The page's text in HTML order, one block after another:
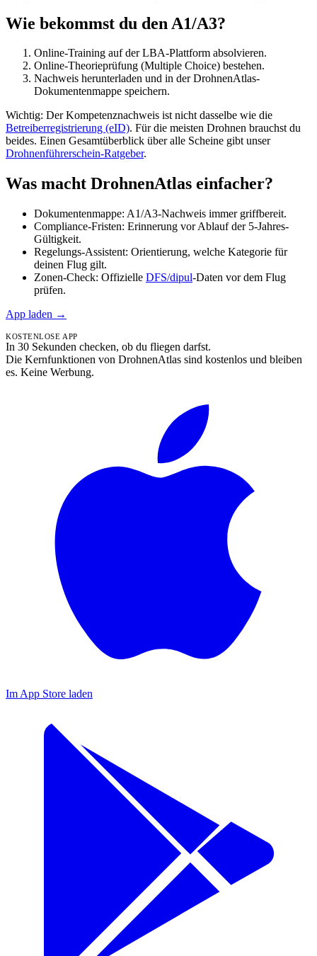
Wie bekommst du den A1/A3?
Online-Training auf der LBA-Plattform absolvieren.
Online-Theorieprüfung (Multiple Choice) bestehen.
Nachweis herunterladen und in der DrohnenAtlas-
Dokumentenmappe speichern.
Wichtig: Der Kompetenznachweis ist nicht dasselbe wie die
Betreiberregistrierung (eID). Für die meisten Drohnen brauchst du
beides. Einen Gesamtüberblick über alle Scheine gibt unser
Drohnenführerschein-Ratgeber.
Was macht DrohnenAtlas einfacher?
Dokumentenmappe: A1/A3-Nachweis immer griffbereit.
Compliance-Fristen: Erinnerung vor Ablauf der 5-Jahres-
Gültigkeit.
Regelungs-Assistent: Orientierung, welche Kategorie für
deinen Flug gilt.
Zonen-Check: Offizielle DFS/dipul-Daten vor dem Flug
prüfen.
App laden →
KOSTENLOSE APP
In 30 Sekunden checken, ob du fliegen darfst.
Die Kernfunktionen von DrohnenAtlas sind kostenlos und bleiben
es. Keine Werbung.
Im App Store laden